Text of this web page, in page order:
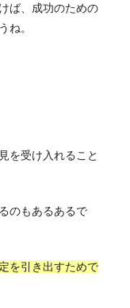
ば、成功のための
ね。
を受け入れること
のもあるあるで
を引き出すためで